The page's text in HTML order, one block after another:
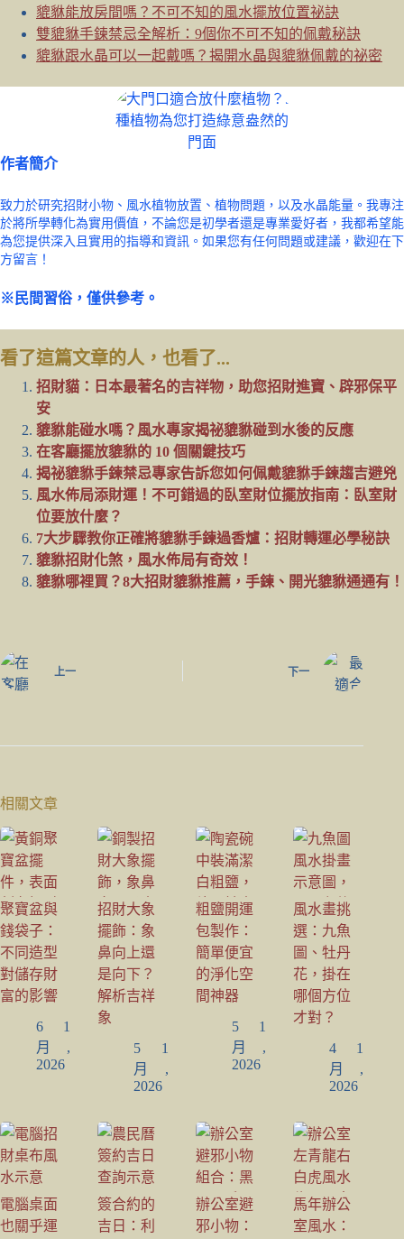
貔貅能放房間嗎？不可不知的風水擺放位置祕訣
雙貔貅手鍊禁忌全解析：9個你不可不知的佩戴秘訣
貔貅跟水晶可以一起戴嗎？揭開水晶與貔貅佩戴的祕密
作者簡介
致力於研究招財小物、風水植物放置、植物問題，以及水晶能量。我專注
於將所學轉化為實用價值，不論您是初學者還是專業愛好者，我都希望能
為您提供深入且實用的指導和資訊。如果您有任何問題或建議，歡迎在下
方留言！
※民間習俗，僅供參考。
看了這篇文章的人，也看了...
招財貓：日本最著名的吉祥物，助您招財進寶、辟邪保平
安
貔貅能碰水嗎？風水專家揭祕貔貅碰到水後的反應
在客廳擺放貔貅的 10 個關鍵技巧
揭祕貔貅手鍊禁忌專家告訴您如何佩戴貔貅手鍊趨吉避兇
風水佈局添財運！不可錯過的臥室財位擺放指南：臥室財
位要放什麼？
7大步驟教你正確將貔貅手鍊過香爐：招財轉運必學秘訣
貔貅招財化煞，風水佈局有奇效！
貔貅哪裡買？8大招財貔貅推薦，手鍊、開光貔貅通通有！
上一 下一
相關文章
聚寶盆與
錢袋子：
不同造型
對儲存財
富的影響
6 1
月,
2026
招財大象
擺飾：象
鼻向上還
是向下？
解析吉祥
象
5 1
月,
2026
粗鹽開運
包製作：
簡單便宜
的淨化空
間神器
5 1
月,
2026
風水畫挑
選：九魚
圖、牡丹
花，掛在
哪個方位
才對？
4 1
月,
2026
電腦桌面
也關乎運
簽合約的
吉日：利
辦公室避
邪小物：
馬年辦公
室風水：